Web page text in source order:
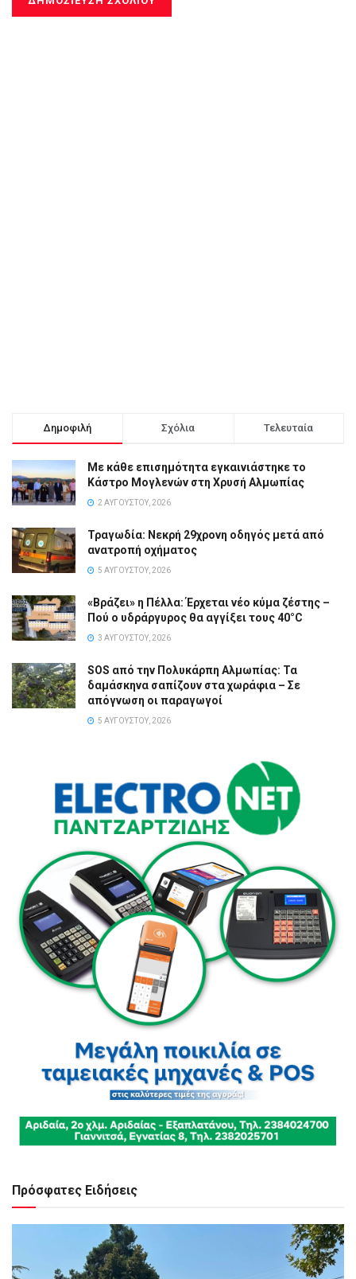
Δημοφιλή Σχόλια Τελευταία
Με κάθε επισημότητα εγκαινιάστηκε το
Κάστρο Μογλενών στη Χρυσή Αλμωπίας
2 ΑΥΓΟΎΣΤΟΥ, 2026
Τραγωδία: Νεκρή 29χρονη οδηγός μετά από
ανατροπή οχήματος
5 ΑΥΓΟΎΣΤΟΥ, 2026
«Βράζει» η Πέλλα: Έρχεται νέο κύμα ζέστης –
Πού ο υδράργυρος θα αγγίξει τους 40°C
3 ΑΥΓΟΎΣΤΟΥ, 2026
SOS από την Πολυκάρπη Αλμωπίας: Τα
δαμάσκηνα σαπίζουν στα χωράφια – Σε
απόγνωση οι παραγωγοί
5 ΑΥΓΟΎΣΤΟΥ, 2026
Πρόσφατες Ειδήσεις